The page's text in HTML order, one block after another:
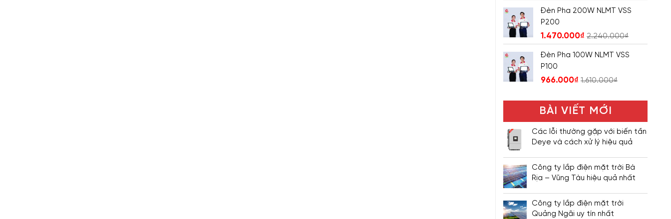
Đèn Pha 200W NLMT VSS
P200
1.470.000₫ 2.240.000₫
Đèn Pha 100W NLMT VSS
P100
966.000₫ 1.610.000₫
BÀI VIẾT MỚI
Các lỗi thường gặp với biến tần
Deye và cách xử lý hiệu quả
Công ty lắp điện mặt trời Bà
Rịa – Vũng Tàu hiệu quả nhất
Công ty lắp điện mặt trời
Quảng Ngãi uy tín nhất